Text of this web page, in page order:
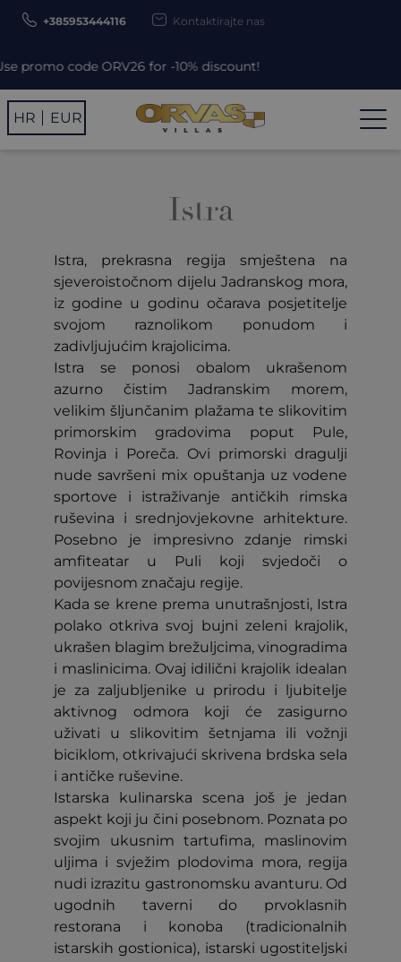
promo code ORV26 for -10% discount!
+385953444116 Kontaktirajte nas
HR EUR
Istra
Istra, prekrasna regija smještena na
sjeveroistočnom dijelu Jadranskog mora,
iz godine u godinu očarava posjetitelje
svojom raznolikom ponudom i
zadivljujućim krajolicima.
Istra se ponosi obalom ukrašenom
azurno čistim Jadranskim morem,
velikim šljunčanim plažama te slikovitim
primorskim gradovima poput Pule,
Rovinja i Poreča. Ovi primorski dragulji
nude savršeni mix opuštanja uz vodene
sportove i istraživanje antičkih rimska
ruševina i srednjovjekovne arhitekture.
Posebno je impresivno zdanje rimski
amfiteatar u Puli koji svjedoči o
povijesnom značaju regije.
Kada se krene prema unutrašnjosti, Istra
polako otkriva svoj bujni zeleni krajolik,
ukrašen blagim brežuljcima, vinogradima
i maslinicima. Ovaj idilični krajolik idealan
je za zaljubljenike u prirodu i ljubitelje
aktivnog odmora koji će zasigurno
uživati u slikovitim šetnjama ili vožnji
biciklom, otkrivajući skrivena brdska sela
i antičke ruševine.
Istarska kulinarska scena još je jedan
aspekt koji ju čini posebnom. Poznata po
svojim ukusnim tartufima, maslinovim
uljima i svježim plodovima mora, regija
nudi izrazitu gastronomsku avanturu. Od
ugodnih taverni do prvoklasnih
restorana i konoba (tradicionalnih
istarskih gostionica), istarski ugostiteljski